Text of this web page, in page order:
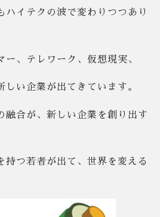
ハイテクの波で変わりつつあり
ー、テレワーク、仮想現実、
しい企業が出てきています。
融合が、新しい企業を創り出す
持つ若者が出て、世界を変える